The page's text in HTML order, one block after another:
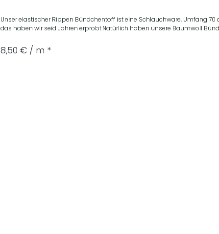
Unser elastischer Rippen Bündchentoff ist eine Schlauchware, Umfang
das haben wir seid Jahren erprobt.Natürlich haben unsere Baumwoll
8,50 € / m *